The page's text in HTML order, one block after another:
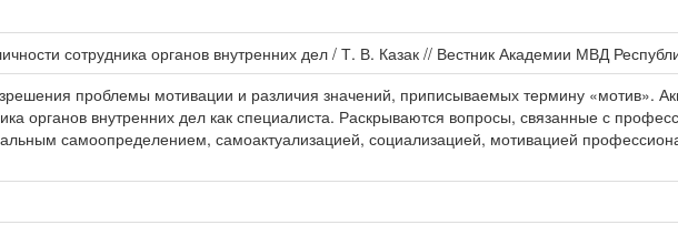
сотрудника органов внутренних дел / Т. В. Казак // Вестник Академии МВД
проблемы мотивации и различия значений, приписываемых термину «мотив».
органов внутренних дел как специалиста. Раскрываются вопросы, связанные с
самоопределением, самоактуализацией, социализацией, мотивацией